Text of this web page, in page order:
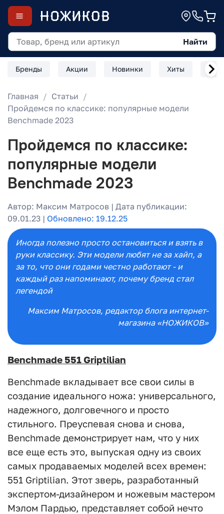
Найти
Бренды Акции Новинки Хиты
Главная
Статьи
Пройдемся по классике: популярные модели
Benchmade 2023
Пройдемся по классике:
популярные модели
Benchmade 2023
Автор: Максим Матросов | Дата публикации:
09.01.23 | Обновлено: 19.12.25
Иногда полезно просто остановиться и взять в
руки классику. Эти модели любят не за хайп, а
за то, что они годами честно работают - и
каждый раз напоминают, почему бренд стал
легендой
Максим Матросов, редактор блога интернет-
магазина «НОЖИКОВ»
Benchmade 551 Griptilian
Benchmade вкладывает все свои силы в
создание идеального ножа: универсального,
надежного, долговечного и просто
стильного. Преуспевая снова и снова,
Benchmade демонстрирует нам, что у них
все еще есть это, выпуская одну из своих
самых продаваемых моделей всех времен:
551 Griptilian. Этот зверь, разработанный
экспертом-дизайнером и ножевым мастером
Мэлом Пардью, представляет собой нечто